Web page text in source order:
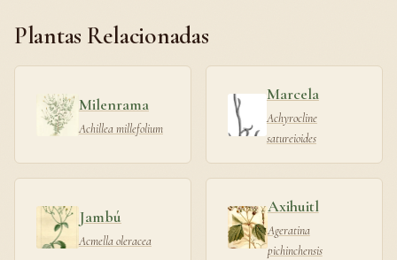
Plantas Relacionadas
Milenrama
Achillea millefolium
Marcela
Achyrocline
satureioides
Jambú
Acmella oleracea
Axihuitl
Ageratina
pichinchensis